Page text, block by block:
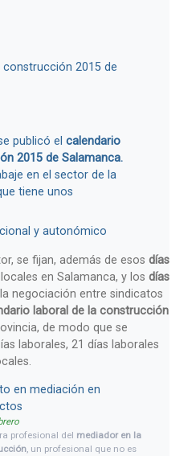
construcción 2015 de
publicó el calendario
2015 de Salamanca.
en el sector de la
tiene unos
y autonómico
se fijan, además de esos días
en Salamanca, y los días
negociación entre sindicatos
laboral de la construcción
de modo que se
laborales, 21 días laborales
en mediación en
profesional del mediador en la
, un profesional que no es